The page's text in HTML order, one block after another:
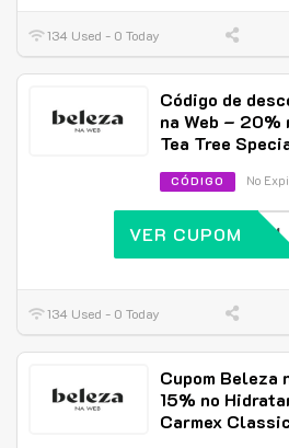
134 Used - 0 Today
Código de
na Web – 20%
Tea Tree
CÓDIGO No
VER CUPOM
134 Used - 0 Today
Cupom Beleza
15% no
Carmex